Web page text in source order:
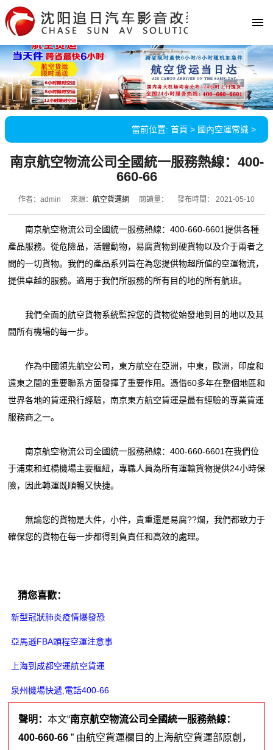
當前位置: 首頁 > 國內空運常識 >
南京航空物流公司全國統一服務熱線：400-
660-66
作者：admin 來源： 航空貨運網 閱讀量： 發布時間： 2021-05-10
南京航空物流公司全國統一服務熱線：400-660-6601提供各種
產品服務。從危險品，活體動物，易腐貨物到硬貨物以及介于兩者之
間的一切貨物。我們的產品系列旨在為您提供物超所值的空運物流，
提供卓越的服務。適用于我們所服務的所有目的地的所有航班。
我們全面的航空貨物系統監控您的貨物從始發地到目的地以及其
間所有機場的每一步。
作為中國領先航空公司，東方航空在亞洲，中東，歐洲，印度和
遠東之間的重要聯系方面發揮了重要作用。憑借60多年在整個地區和
世界各地的貨運飛行經驗，南京東方航空貨運是最有經驗的專業貨運
服務商之一。
南京航空物流公司全國統一服務熱線：400-660-6601在我們位
于浦東和虹橋機場主要樞紐，專職人員為所有運輸貨物提供24小時保
險，因此轉運既順暢又快捷。
無論您的貨物是大件，小件，貴重還是易腐??爛，我們都致力于
確保您的貨物在每一步都得到負責任和高效的處理。
猜您喜歡：
新型冠狀肺炎疫情爆發恐
亞馬遜FBA頭程空運注意事
上海到成都空運航空貨運
泉州機場快遞,電話400-66
聲明： 本文“南京航空物流公司全國統一服務熱線：
400-660-66 ” 由航空貨運欄目的上海航空貨運部原創，